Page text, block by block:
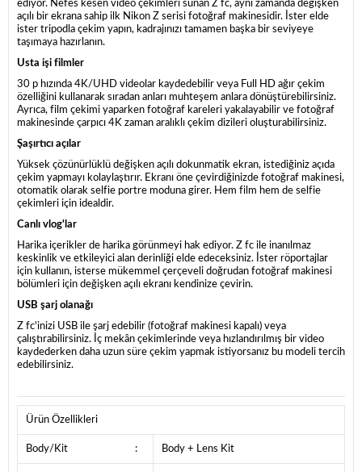
ediyor. Nefes kesen video çekimleri sunan Z fc, aynı zamanda değişken
açılı bir ekrana sahip ilk Nikon Z serisi fotoğraf makinesidir. İster elde
ister tripodla çekim yapın, kadrajınızı tamamen başka bir seviyeye
taşımaya hazırlanın.
Usta işi filmler
30 p hızında 4K/UHD videolar kaydedebilir veya Full HD ağır çekim
özelliğini kullanarak sıradan anları muhteşem anlara dönüştürebilirsiniz.
Ayrıca, film çekimi yaparken fotoğraf kareleri yakalayabilir ve fotoğraf
makinesinde çarpıcı 4K zaman aralıklı çekim dizileri oluşturabilirsiniz.
Şaşırtıcı açılar
Yüksek çözünürlüklü değişken açılı dokunmatik ekran, istediğiniz açıda
çekim yapmayı kolaylaştırır. Ekranı öne çevirdiğinizde fotoğraf makinesi,
otomatik olarak selfie portre moduna girer. Hem film hem de selfie
çekimleri için idealdir.
Canlı vlog'lar
Harika içerikler de harika görünmeyi hak ediyor. Z fc ile inanılmaz
keskinlik ve etkileyici alan derinliği elde edeceksiniz. İster röportajlar
için kullanın, isterse mükemmel çerçeveli doğrudan fotoğraf makinesi
bölümleri için değişken açılı ekranı kendinize çevirin.
USB şarj olanağı
Z fc'inizi USB ile şarj edebilir (fotoğraf makinesi kapalı) veya
çalıştırabilirsiniz. İç mekân çekimlerinde veya hızlandırılmış bir video
kaydederken daha uzun süre çekim yapmak istiyorsanız bu modeli tercih
edebilirsiniz.
Ürün Özellikleri
Body/Kit : Body + Lens Kit